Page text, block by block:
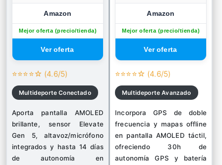
Amazon
Mejor oferta (precio/tienda)
⭐⭐⭐⭐☆ (4.6/5)
Multideporte Conectado
Aporta pantalla AMOLED
brillante, sensor Elevate
Gen 5, altavoz/micrófono
integrados y hasta 14 días
de autonomía en
Amazon
Mejor oferta (precio/tienda)
⭐⭐⭐⭐☆ (4.6/5)
Multideporte Avanzado
Incorpora GPS de doble
frecuencia y mapas offline
en pantalla AMOLED táctil,
ofreciendo 30h de
autonomía GPS y batería